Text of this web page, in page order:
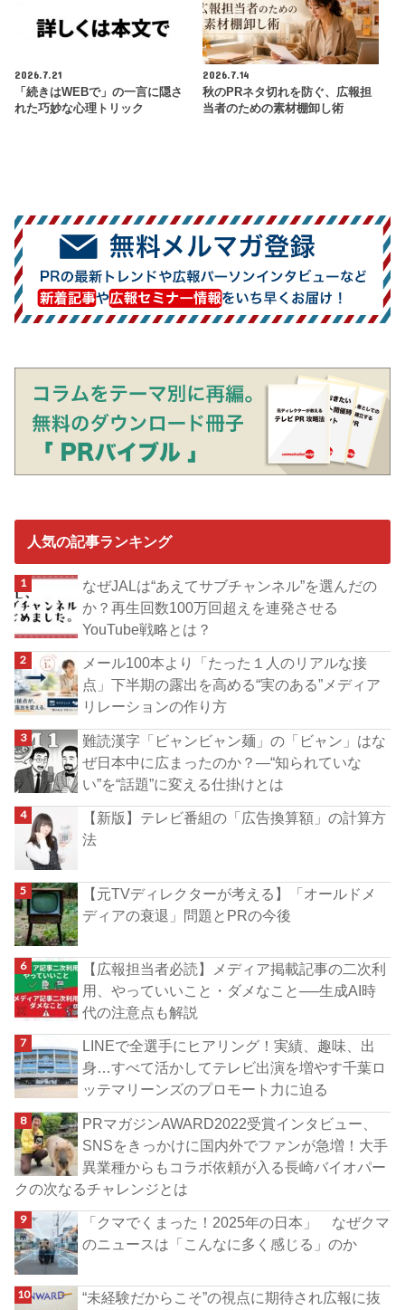
2026.7.21
「続きはWEBで」の一言に隠さ
れた巧妙な心理トリック
2026.7.14
秋のPRネタ切れを防ぐ、広報担
当者のための素材棚卸し術
人気の記事ランキング
なぜJALは“あえてサブチャンネル”を選んだの
か？再生回数100万回超えを連発させる
YouTube戦略とは？
メール100本より「たった１人のリアルな接
点」下半期の露出を高める“実のある”メディア
リレーションの作り方
難読漢字「ビャンビャン麺」の「ビャン」はな
ぜ日本中に広まったのか？―“知られていな
い”を“話題”に変える仕掛けとは
【新版】テレビ番組の「広告換算額」の計算方
法
【元TVディレクターが考える】「オールドメ
ディアの衰退」問題とPRの今後
【広報担当者必読】メディア掲載記事の二次利
用、やっていいこと・ダメなこと──生成AI時
代の注意点も解説
LINEで全選手にヒアリング！実績、趣味、出
身…すべて活かしてテレビ出演を増やす千葉ロ
ッテマリーンズのプロモート力に迫る
PRマガジンAWARD2022受賞インタビュー、
SNSをきっかけに国内外でファンが急増！大手
異業種からもコラボ依頼が入る長崎バイオパー
クの次なるチャレンジとは
「クマでくまった！2025年の日本」 なぜクマ
のニュースは「こんなに多く感じる」のか
“未経験だからこそ”の視点に期待され広報に抜